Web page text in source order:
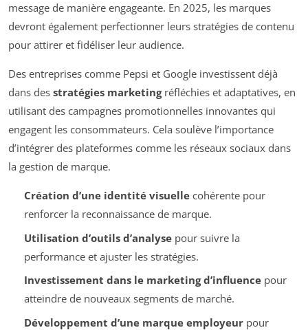
message de manière engageante. En 2025, les marques
devront également perfectionner leurs stratégies de contenu
pour attirer et fidéliser leur audience.
Des entreprises comme Pepsi et Google investissent déjà
dans des stratégies marketingréfléchies et adaptatives, en
utilisant des campagnes promotionnelles innovantes qui
engagent les consommateurs. Cela soulève l’importance
d’intégrer des plateformes comme les réseaux sociaux dans
la gestion de marque.
Création d’une identité visuellecohérente pour
renforcer la reconnaissance de marque.
Utilisation d’outils d’analysepour suivre la
performance et ajuster les stratégies.
Investissement dans le marketing d’influencepour
atteindre de nouveaux segments de marché.
Développement d’une marque employeurpour